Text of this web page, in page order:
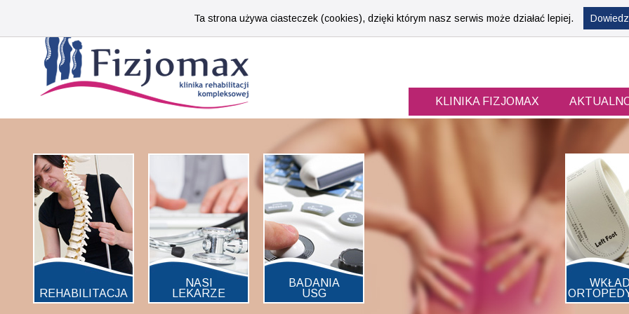
ul.
KLINIKA FIZJOMAX
REHABILITACJA
NASI
LEKARZE
BADANIA
USG
Ta strona używa ciasteczek (cookies), dzięki którym nasz serwis może działać lepiej.